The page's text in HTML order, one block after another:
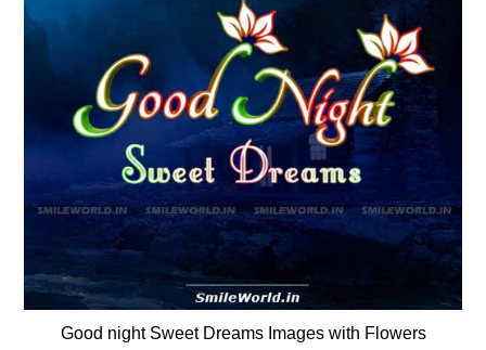
Good night Sweet Dreams Images with Flowers